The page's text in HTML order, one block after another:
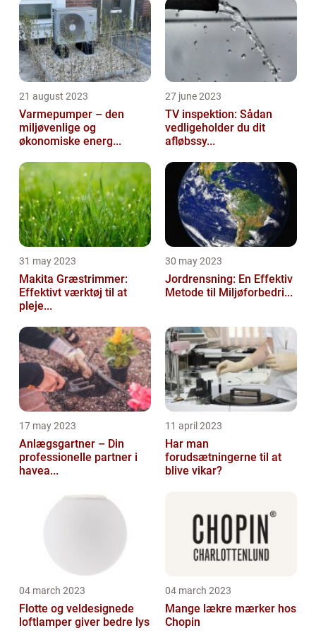
21 august 2023
Varmepumper – den
miljøvenlige og
økonomiske energ...
27 june 2023
TV inspektion: Sådan
vedligeholder du dit
afløbssy...
31 may 2023
Makita Græstrimmer:
Effektivt værktøj til at
pleje...
30 may 2023
Jordrensning: En Effektiv
Metode til Miljøforbedri...
17 may 2023
Anlægsgartner – Din
professionelle partner i
havea...
11 april 2023
Har man
forudsætningerne til at
blive vikar?
04 march 2023
Flotte og veldesignede
loftlamper giver bedre lys
04 march 2023
Mange lækre mærker hos
Chopin